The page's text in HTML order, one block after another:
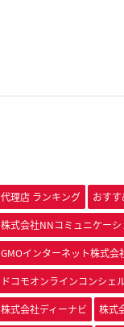
代理店 ランキング おす
株式会社NNコミュニケー
GMOインターネット株式会
ドコモオンラインコンシェ
株式会社ディーナビ 株式